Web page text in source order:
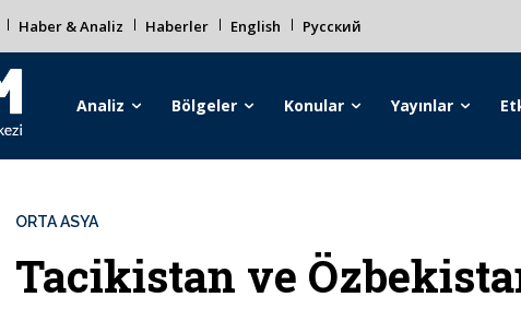
Haber & Analiz Haberler English Русский
Analiz Bölgeler Konular Yayınlar
ORTA ASYA
Tacikistan ve